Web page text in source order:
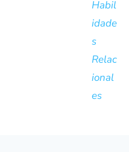
Habil
idade
s
Relac
ional
es